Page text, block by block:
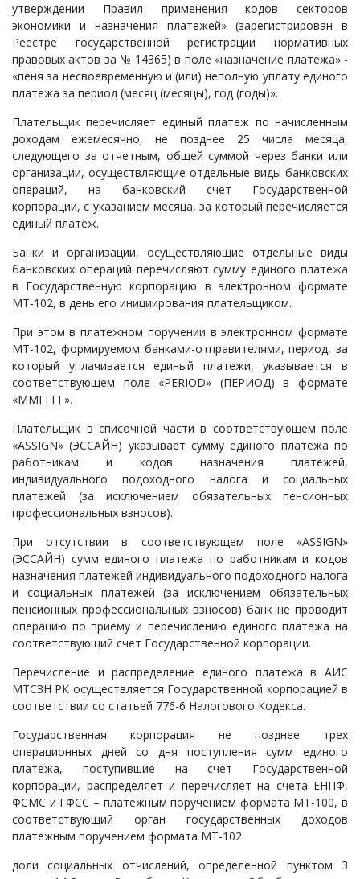
утверждении Правил применения кодов секторов
экономики и назначения платежей» (зарегистрирован в
Реестре государственной регистрации нормативных
правовых актов за № 14365) в поле «назначение платежа» -
«пеня за несвоевременную и (или) неполную уплату единого
платежа за период (месяц (месяцы), год (годы)».
Плательщик перечисляет единый платеж по начисленным
доходам ежемесячно, не позднее 25 числа месяца,
следующего за отчетным, общей суммой через банки или
организации, осуществляющие отдельные виды банковских
операций, на банковский счет Государственной
корпорации, с указанием месяца, за который перечисляется
единый платеж.
Банки и организации, осуществляющие отдельные виды
банковских операций перечисляют сумму единого платежа
в Государственную корпорацию в электронном формате
МТ-102, в день его инициирования плательщиком.
При этом в платежном поручении в электронном формате
МТ-102, формируемом банками-отправителями, период, за
который уплачивается единый платежи, указывается в
соответствующем поле «PERIOD» (ПЕРИОД) в формате
«ММГГГГ».
Плательщик в списочной части в соответствующем поле
«ASSIGN» (ЭССАЙН) указывает сумму единого платежа по
работникам и кодов назначения платежей,
индивидуального подоходного налога и социальных
платежей (за исключением обязательных пенсионных
профессиональных взносов).
При отсутствии в соответствующем поле «ASSIGN»
(ЭССАЙН) сумм единого платежа по работникам и кодов
назначения платежей индивидуального подоходного налога
и социальных платежей (за исключением обязательных
пенсионных профессиональных взносов) банк не проводит
операцию по приему и перечислению единого платежа на
соответствующий счет Государственной корпорации.
Перечисление и распределение единого платежа в АИС
МТСЗН РК осуществляется Государственной корпорацией в
соответствии со статьей 776-6 Налогового Кодекса.
Государственная корпорация не позднее трех
операционных дней со дня поступления сумм единого
платежа, поступившие на счет Государственной
корпорации, распределяет и перечисляет на счета ЕНПФ,
ФСМС и ГФСС – платежным поручением формата МТ-100, в
соответствующий орган государственных доходов
платежным поручением формата МТ-102:
доли социальных отчислений, определенной пунктом 3